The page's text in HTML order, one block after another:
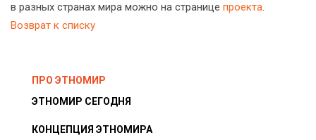
в разных странах мира можно на странице проекта.
Возврат к списку
ПРО ЭТНОМИР
ЭТНОМИР СЕГОДНЯ
КОНЦЕПЦИЯ ЭТНОМИРА